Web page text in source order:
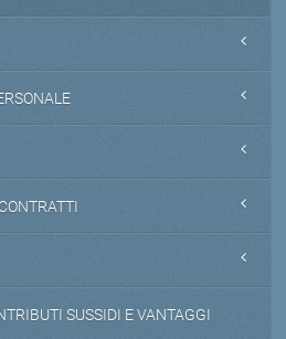
SUSSIDI E VANTAGGI